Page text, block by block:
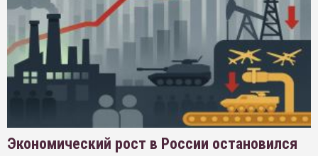
Экономический рост в России остановился